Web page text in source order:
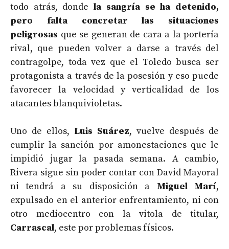
todo atrás, donde la sangría se ha detenido,
pero falta concretar las situaciones
peligrosas que se generan de cara a la portería
rival, que pueden volver a darse a través del
contragolpe, toda vez que el Toledo busca ser
protagonista a través de la posesión y eso puede
favorecer la velocidad y verticalidad de los
atacantes blanquivioletas.
Uno de ellos, Luis Suárez, vuelve después de
cumplir la sanción por amonestaciones que le
impidió jugar la pasada semana. A cambio,
Rivera sigue sin poder contar con David Mayoral
ni tendrá a su disposición a Miguel Marí,
expulsado en el anterior enfrentamiento, ni con
otro mediocentro con la vitola de titular,
Carrascal, este por problemas físicos.